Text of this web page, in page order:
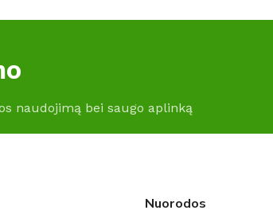
naudojimą bei saugo aplinką
Nuorodos